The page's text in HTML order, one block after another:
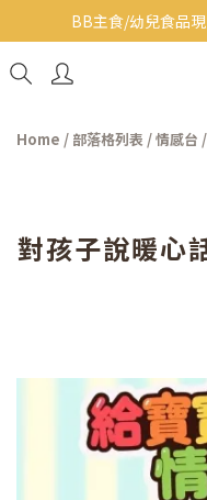
Baby J
BB主食/幼兒食品
大人
Home / 部落格列表 /情感台 /
對孩子說暖心